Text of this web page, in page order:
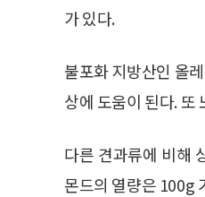
가 있다.
불포화 지방산인 올
상에 도움이 된다. 또
다른 견과류에 비해
몬드의 열량은 100g